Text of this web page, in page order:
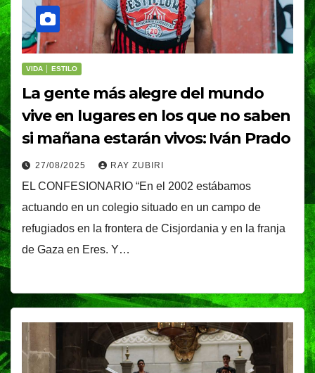
VIDA │ ESTILO
La gente más alegre del mundo
vive en lugares en los que no saben
si mañana estarán vivos: Iván Prado
27/08/2025 RAY ZUBIRI
EL CONFESIONARIO “En el 2002 estábamos
actuando en un colegio situado en un campo de
refugiados en la frontera de Cisjordania y en la franja
de Gaza en Eres. Y…